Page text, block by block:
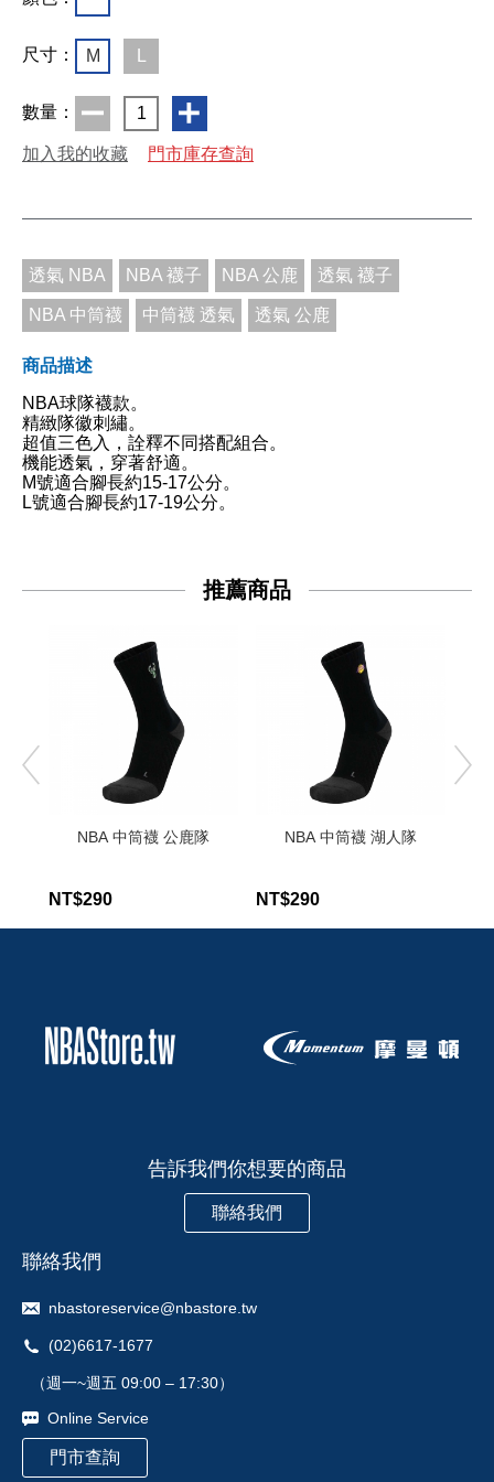
尺寸： M
數量： 1
加入我的收藏 門市庫存查詢
透氣 NBA NBA 襪子 NBA 公鹿 透氣 襪子
NBA 中筒襪 中筒襪 透氣 透氣 公鹿
商品描述
NBA球隊襪款。
精緻隊徽刺繡。
超值三色入，詮釋不同搭配組合。
機能透氣，穿著舒適。
M號適合腳長約15-17公分。
L號適合腳長約17-19公分。
推薦商品
NBA 中筒襪 公鹿隊
NT$290
NBA 中筒襪 湖人隊
NT$290
告訴我們你想要的商品
聯絡我們
聯絡我們
nbastoreservice@nbastore.tw
(02)6617-1677
（週一~週五 09:00 – 17:30）
Online Service
門市查詢